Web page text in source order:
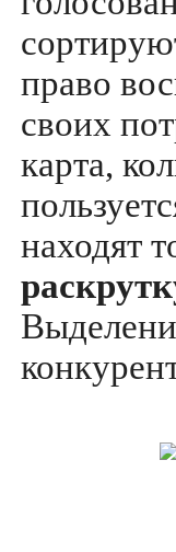
право
своих
карта,
находят